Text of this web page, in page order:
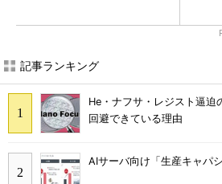
記事ランキング
He・ナフサ・レジスト逼
回避できている理由
AIサーバ向け「生産キャパ